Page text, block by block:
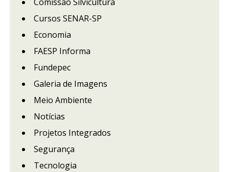
Cursos SENAR-SP
Economia
FAESP Informa
Fundepec
Galeria de Imagens
Meio Ambiente
Notícias
Projetos Integrados
Segurança
Tecnologia